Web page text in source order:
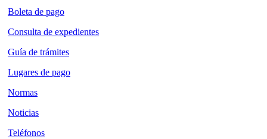
Boleta de pago
Consulta de expedientes
Guía de trámites
Lugares de pago
Normas
Noticias
Teléfonos